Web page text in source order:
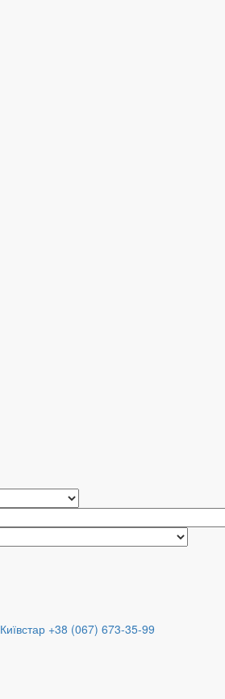
Київстар +38 (067) 673-35-99